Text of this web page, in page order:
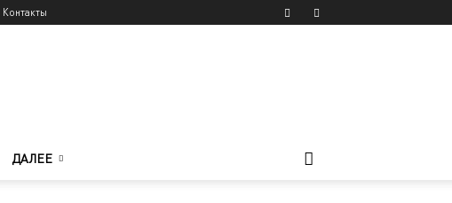
Контакты
ДАЛЕЕ